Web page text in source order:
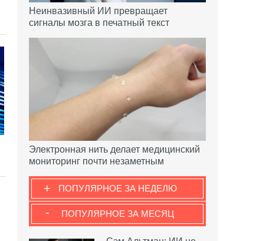
Неинвазивный ИИ превращает
сигналы мозга в печатный текст
Электронная нить делает медицинский
мониторинг почти незаметным
ПОПУЛЯРНОЕ ЗА НЕДЕЛЮ
+
ПОПУЛЯРНОЕ ЗА МЕСЯЦ
-